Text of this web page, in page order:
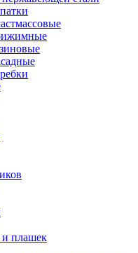
плашек